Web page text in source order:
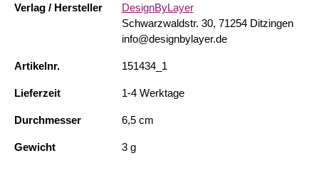
Verlag / Hersteller
DesignByLayer
Schwarzwaldstr. 30, 71254 Ditzingen
info@designbylayer.de
Artikelnr. 151434_1
Lieferzeit 1-4 Werktage
Durchmesser 6,5 cm
Gewicht 3 g